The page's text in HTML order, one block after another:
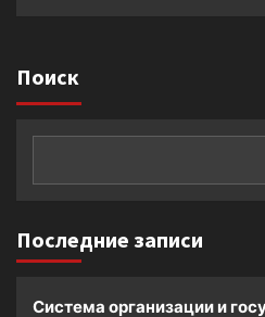
Поиск
Последние записи
Система организации и